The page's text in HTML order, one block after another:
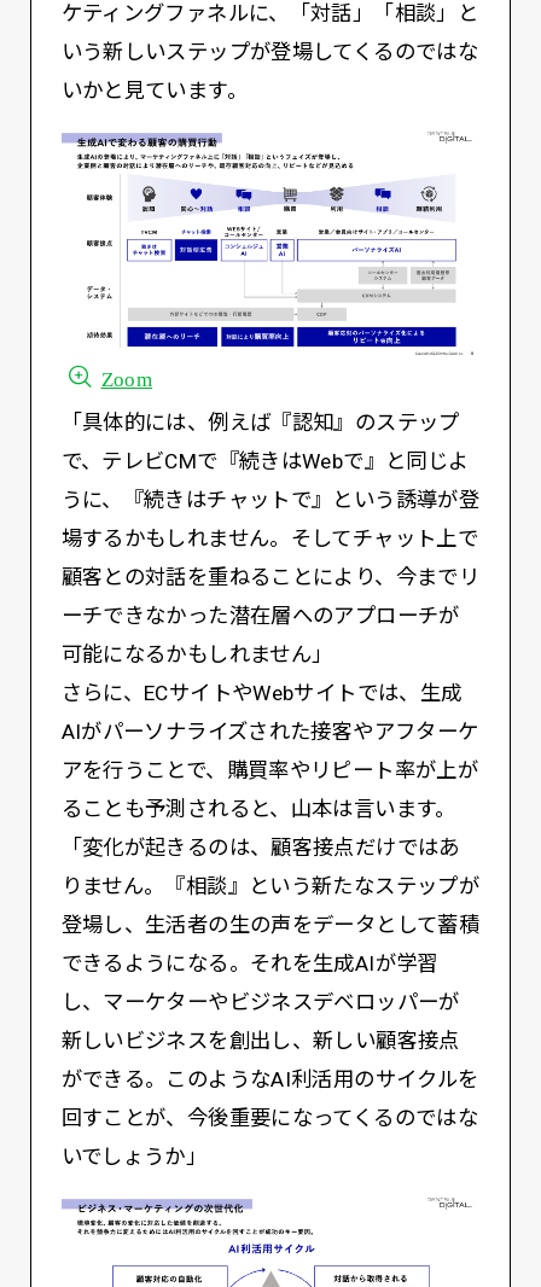
ケティングファネルに、「対話」「相談」と
いう新しいステップが登場してくるのではな
いかと見ています。
Zoom
「具体的には、例えば『認知』のステップ
で、テレビCMで『続きはWebで』と同じよ
うに、『続きはチャットで』という誘導が登
場するかもしれません。そしてチャット上で
顧客との対話を重ねることにより、今までリ
ーチできなかった潜在層へのアプローチが
可能になるかもしれません」
さらに、ECサイトやWebサイトでは、生成
AIがパーソナライズされた接客やアフターケ
アを行うことで、購買率やリピート率が上が
ることも予測されると、山本は言います。
「変化が起きるのは、顧客接点だけではあ
りません。『相談』という新たなステップが
登場し、生活者の生の声をデータとして蓄積
できるようになる。それを生成AIが学習
し、マーケターやビジネスデベロッパーが
新しいビジネスを創出し、新しい顧客接点
ができる。このようなAI利活用のサイクルを
回すことが、今後重要になってくるのではな
いでしょうか」